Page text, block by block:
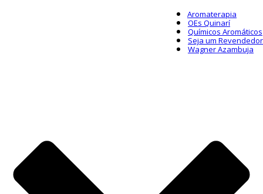
Aromaterapia
OEs Quinarí
Químicos Aromáticos
Seja um Revendedor
Wagner Azambuja